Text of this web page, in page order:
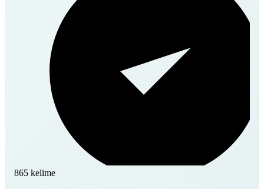
865 kelime